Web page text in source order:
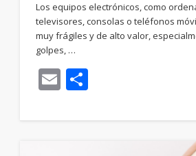
Los equipos electrónicos, como
televisores, consolas o teléfonos
muy frágiles y de alto valor,
golpes, …
Email